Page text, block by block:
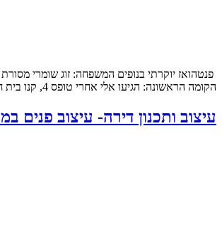
הקומה הראשונה: הגיעו אלי אחרי טופס 4, קנו בית חדש מקבלן תכננו את המטבח והבינו שלשאר הם חייבים תכנון מקצועי, תכנון […]
עיצוב ותכנון דירה- עיצוב פנים